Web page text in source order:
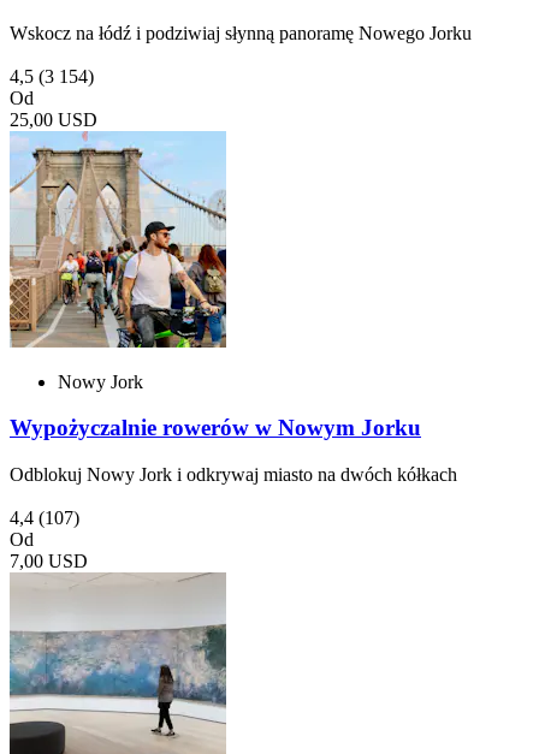
Wskocz na łódź i podziwiaj słynną panoramę Nowego Jorku
4,5 (3 154)
Od
25,00 USD
Nowy Jork
Wypożyczalnie rowerów w Nowym Jorku
Odblokuj Nowy Jork i odkrywaj miasto na dwóch kółkach
4,4 (107)
Od
7,00 USD